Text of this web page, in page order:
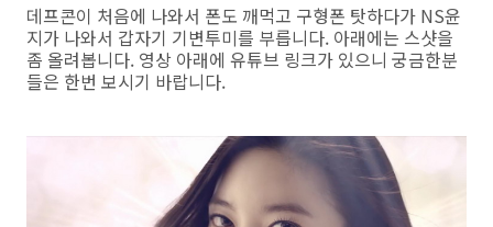
데프콘이 처음에 나와서 폰도 깨먹고 구형폰 탓하다가 NS윤
지가 나와서 갑자기 기변투미를 부릅니다. 아래에는 스샷을
좀 올려봅니다. 영상 아래에 유튜브 링크가 있으니 궁금한분
들은 한번 보시기 바랍니다.